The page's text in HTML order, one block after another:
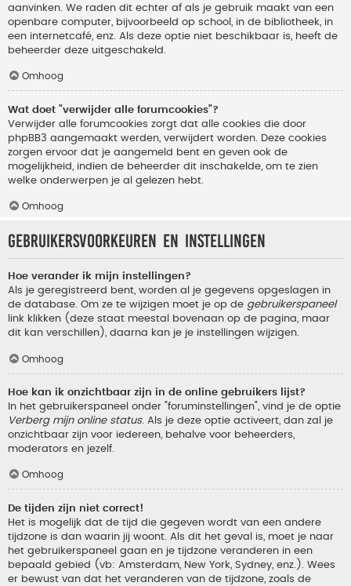
aanvinken. We raden dit echter af als je gebruik maakt van een
openbare computer, bijvoorbeeld op school, in de bibliotheek, in
een internetcafé, enz. Als deze optie niet beschikbaar is, heeft de
beheerder deze uitgeschakeld.
Omhoog
Wat doet "verwijder alle forumcookies"?
Verwijder alle forumcookies zorgt dat alle cookies die door
phpBB3 aangemaakt werden, verwijdert worden. Deze cookies
zorgen ervoor dat je aangemeld bent en geven ook de
mogelijkheid, indien de beheerder dit inschakelde, om te zien
welke onderwerpen je al gelezen hebt.
Omhoog
Gebruikersvoorkeuren en instellingen
Hoe verander ik mijn instellingen?
Als je geregistreerd bent, worden al je gegevens opgeslagen in
de database. Om ze te wijzigen moet je op de gebruikerspaneel
link klikken (deze staat meestal bovenaan op de pagina, maar
dit kan verschillen), daarna kan je je instellingen wijzigen.
Omhoog
Hoe kan ik onzichtbaar zijn in de online gebruikers lijst?
In het gebruikerspaneel onder "foruminstellingen", vind je de optie
Verberg mijn online status. Als je deze optie activeert, dan zal je
onzichtbaar zijn voor iedereen, behalve voor beheerders,
moderators en jezelf.
Omhoog
De tijden zijn niet correct!
Het is mogelijk dat de tijd die gegeven wordt van een andere
tijdzone is dan waarin jij woont. Als dit het geval is, moet je naar
het gebruikerspaneel gaan en je tijdzone veranderen in een
bepaald gebied (vb: Amsterdam, New York, Sydney, enz.). Wees
er bewust van dat het veranderen van de tijdzone, zoals de